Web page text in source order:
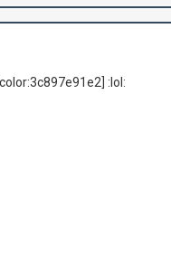
:lol: